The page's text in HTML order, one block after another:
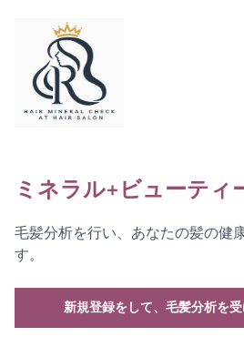
ミネラル+ビューティ
毛髪分析を行い、あなたの髪の健
す。
新規登録をして、毛髪分析を